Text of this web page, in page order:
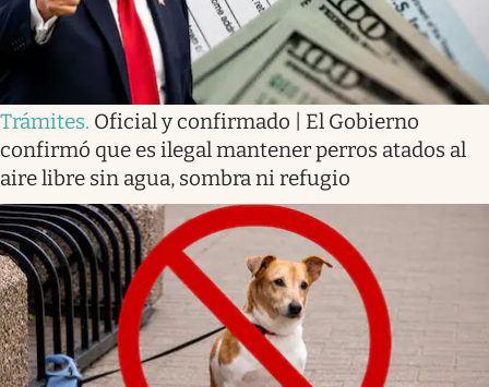
Trámites. Oficial y confirmado | El Gobierno
confirmó que es ilegal mantener perros atados al
aire libre sin agua, sombra ni refugio